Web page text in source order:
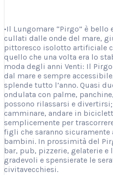
•Il Lungomare “Pirgo” è
cullati dalle onde del mare,
pittoresco isolotto artificiale
quello che una volta era lo
moda degli anni Venti: Il
dal mare e sempre
splende tutto l’anno. Quasi
ondulata con palme,
possono rilassarsi e
camminare, andare in
semplicemente per
figli che saranno sicuramente
bambini. In prossimità del
bar, pub, pizzerie, gelaterie e
gradevoli e spensierate le
civitavecchiesi.